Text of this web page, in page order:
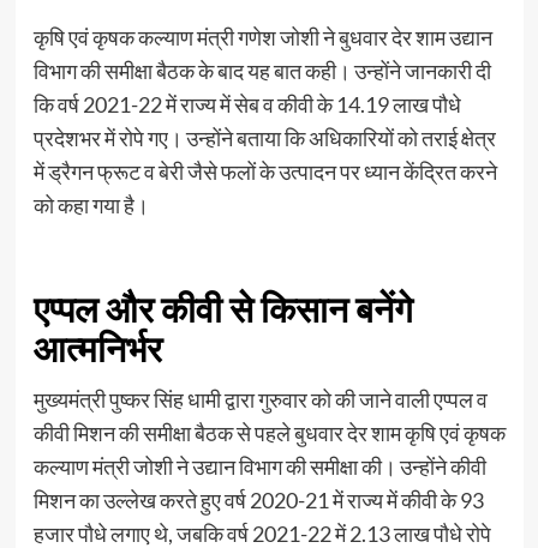
कृषि एवं कृषक कल्याण मंत्री गणेश जोशी ने बुधवार देर शाम उद्यान
विभाग की समीक्षा बैठक के बाद यह बात कही। उन्होंने जानकारी दी
कि वर्ष 2021-22 में राज्य में सेब व कीवी के 14.19 लाख पौधे
प्रदेशभर में रोपे गए। उन्होंने बताया कि अधिकारियों को तराई क्षेत्र
में ड्रैगन फ्रूट व बेरी जैसे फलों के उत्पादन पर ध्यान केंद्रित करने
को कहा गया है।
एप्पल और कीवी से किसान बनेंगे
आत्मनिर्भर
मुख्यमंत्री पुष्कर सिंह धामी द्वारा गुरुवार को की जाने वाली एप्पल व
कीवी मिशन की समीक्षा बैठक से पहले बुधवार देर शाम कृषि एवं कृषक
कल्याण मंत्री जोशी ने उद्यान विभाग की समीक्षा की। उन्होंने कीवी
मिशन का उल्लेख करते हुए वर्ष 2020-21 में राज्य में कीवी के 93
हजार पौधे लगाए थे, जबकि वर्ष 2021-22 में 2.13 लाख पौधे रोपे